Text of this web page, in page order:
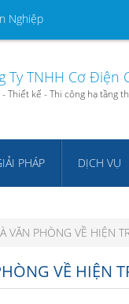
Nghiệp
Ty TNHH Cơ Điện
- Thiết kế - Thi công hạ tầng
PHÁP DỊCH VỤ
VĂN PHÒNG VỀ HIỆN
VỀ HIỆN